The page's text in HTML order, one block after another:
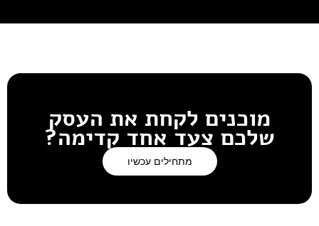
מוכנים לקחת את העסק
שלכם צעד אחד קדימה?
מתחילים עכשיו